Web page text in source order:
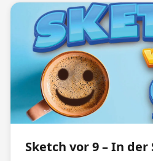
Sketch vor 9 – In der